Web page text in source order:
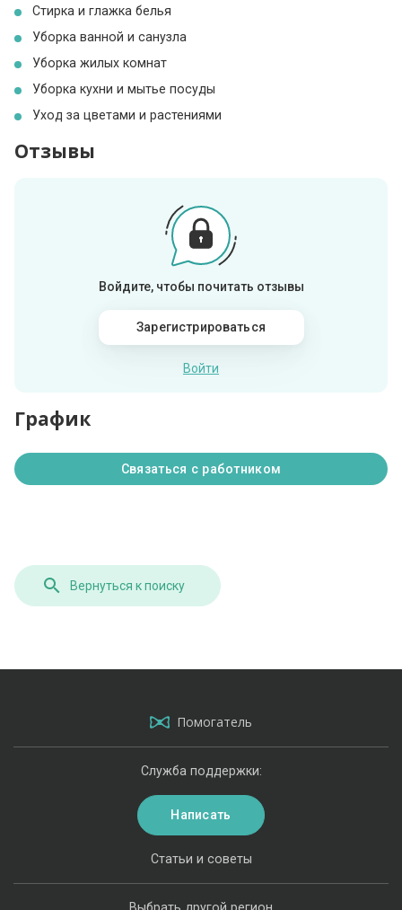
Стирка и глажка белья
Уборка ванной и санузла
Уборка жилых комнат
Уборка кухни и мытье посуды
Уход за цветами и растениями
Отзывы
Войдите, чтобы почитать отзывы
Зарегистрироваться
Войти
График
Связаться с работником
Вернуться к поиску
Помогатель
Статьи и советы
Служба поддержки:
Написать